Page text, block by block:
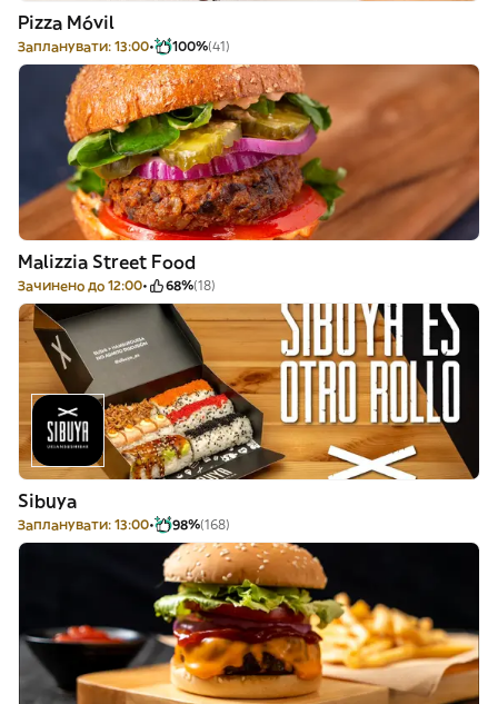
Pizza Móvil
Запланувати: 13:00 100%(41)
Malizzia Street Food
Зачинено до 12:00 68%(18)
Sibuya
Запланувати: 13:00 98%(168)